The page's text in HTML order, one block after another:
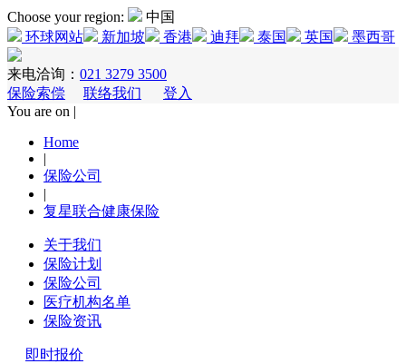
Choose your region:
中国
环球网站
新加坡 香港 迪拜 泰国 英国 墨西哥
来电洽询： 021 3279 3500
保险索偿
联络我们
登入
You are on |
Home
|
保险公司
|
复星联合健康保险
关于我们
保险计划
保险公司
医疗机构名单
保险资讯
即时报价